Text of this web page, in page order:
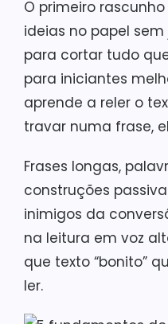
O primeiro
ideias no papel
para cortar tudo
para iniciantes
aprende a reler o
travar numa frase,
Frases longas,
construções
inimigos da
na leitura em voz
que texto “bonito”
ler.